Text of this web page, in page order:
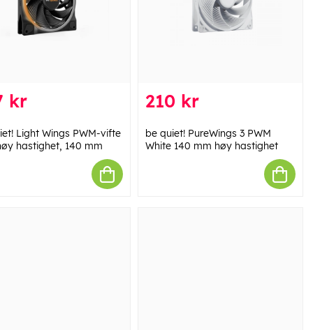
kr
Light Wings PWM-vifte
hastighet, 140 mm
210 kr
be quiet! PureWings 3 PWM
White 140 mm høy hastighet